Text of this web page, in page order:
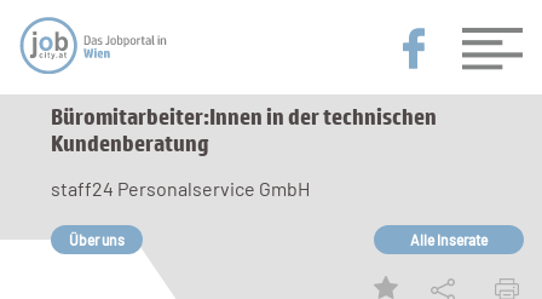
Büromitarbeiter:Innen in der technischen
Kundenberatung
staff24 Personalservice GmbH
Über uns Alle Inserate